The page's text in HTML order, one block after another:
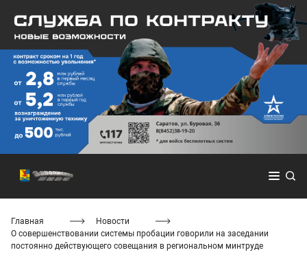
Главная
Новости
О совершенствовании системы пробации говорили на заседании
постоянно действующего совещания в региональном минтруде